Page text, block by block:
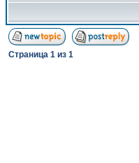
Страница 1 из 1